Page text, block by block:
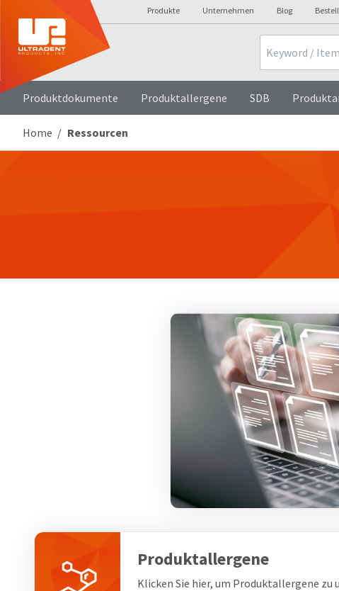
Produkte Unternehmen Blog
Produktdokumente Produktallergene SDB
Home Ressourcen
Produktallergene
Klicken Sie hier, um Produktallergene zu